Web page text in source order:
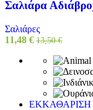
Σαλιάρα
Σαλιάρες
11,48 € 13,50€
ΕΚΚΑΘΑΡΙΣΗ